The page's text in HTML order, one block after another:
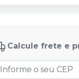
Calcule frete e